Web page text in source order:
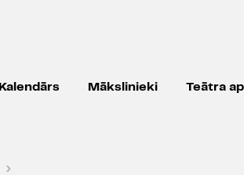
Kalendārs Mākslinieki Teātra
›